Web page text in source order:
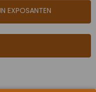
EXPOSANTEN